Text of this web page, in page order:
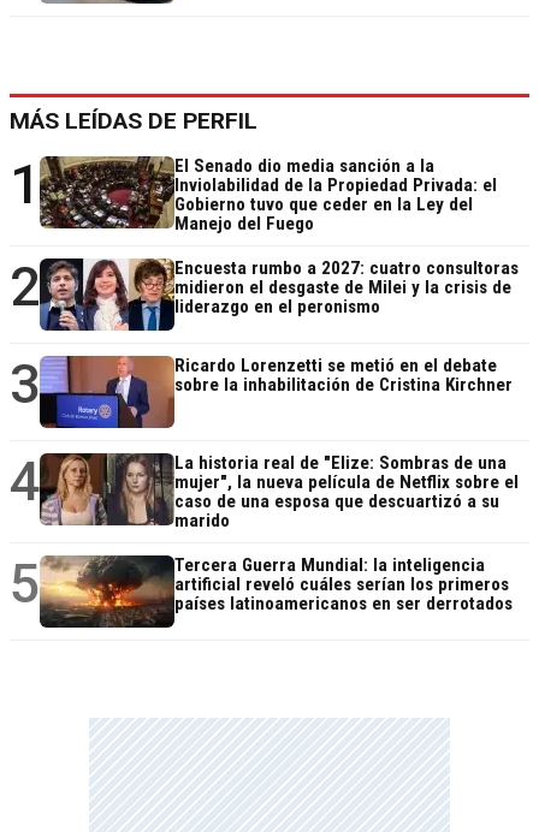
MÁS LEÍDAS DE PERFIL
1
El Senado dio media sanción a la
Inviolabilidad de la Propiedad Privada: el
Gobierno tuvo que ceder en la Ley del
Manejo del Fuego
2
Encuesta rumbo a 2027: cuatro consultoras
midieron el desgaste de Milei y la crisis de
liderazgo en el peronismo
3
Ricardo Lorenzetti se metió en el debate
sobre la inhabilitación de Cristina Kirchner
4
La historia real de "Elize: Sombras de una
mujer", la nueva película de Netflix sobre el
caso de una esposa que descuartizó a su
marido
5
Tercera Guerra Mundial: la inteligencia
artificial reveló cuáles serían los primeros
países latinoamericanos en ser derrotados